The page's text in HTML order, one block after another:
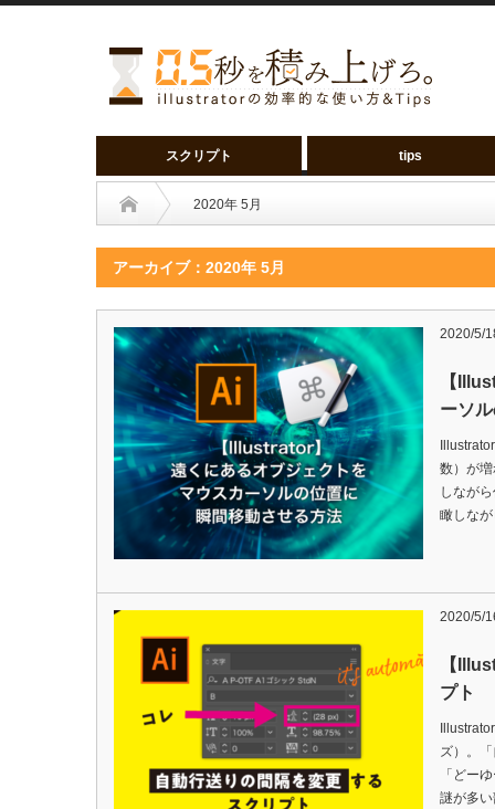
スクリプト tips
2020年 5月
アーカイブ：2020年 5月
2020/5/
【
ーソ
数）が
しなが
瞰しな
2020/5/
【
プト
ズ）。
「どー
謎が多